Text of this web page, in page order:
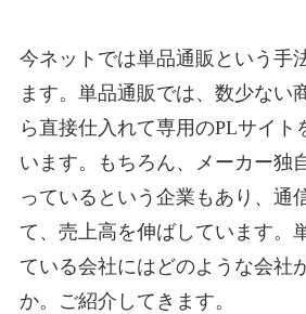
今ネットでは単品通販という手
ます。単品通販では、数少ない
ら直接仕入れて専用のPLサイト
います。もちろん、メーカー独
っているという企業もあり、通
て、売上高を伸ばしています。
ている会社にはどのような会社
か。ご紹介してきます。